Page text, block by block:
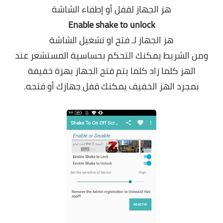
هز الجهاز لقفل أو إطفاء الشاشة
Enable shake to unlock
هز الجهاز لـ فتح او تشغيل الشاشة
ومن الشريط يمكنك التحكم بحساسية المستشعر عند
الهز كلما زاد كلما يتم فتح الجهاز بهزة خفيفة
بمجرد الهز الخفيف يمكنك قفل جهازك أو فتحه.